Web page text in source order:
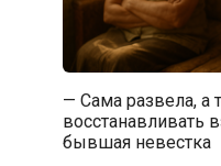
— Сама развела, а
восстанавливать
бывшая невестка